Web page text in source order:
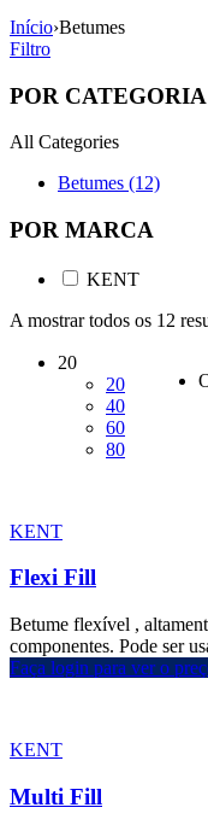
Início›Betumes
Filtro
POR CATEGORIA
All Categories
Betumes (12)
POR MARCA
KENT
A mostrar todos os 12
20
20
40
60
80
KENT
Flexi Fill
Betume flexível ,
componentes. Pode ser
Faça login para ver o
KENT
Multi Fill